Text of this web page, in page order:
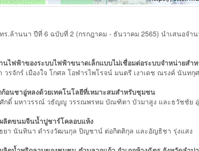
ร.ล้านนา ปีที่ 6 ฉบับที่ 2 (กรกฎาคม - ธันวาคม 2565) นำเสนอจำ
นไฟฟ้าของระบบไฟฟ้าขนาดเล็กแบบไม่เชื่อมต่อระบบจำหน่ายสำ
วรจักร์ เมืองใจ โกศล โอฬารไพโรจน์ มนตรี เงาเดช ณรงค์ นัน
อนชาอู่หลงด้วยเทคโนโลยีที่เหมาะสมสำหรับชุมชน
กดิ์ มหาวรรณ์ วธัญญู วรรณพรหม บัณฑิตา บัวมาสูง และธวัชชัย
ลิตขนมจีนน้ำปูชาร์โคลอบแห้ง
ยา นันทินา ดำรงวัฒนกุล ปิญชาน์ ต่อกิตติกุล และอัญธิชา รุ่งแสง